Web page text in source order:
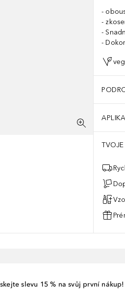
slevu 15 % na svůj první nákup!